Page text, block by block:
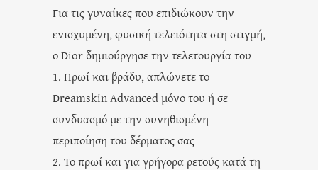
Για τις γυναίκες που επιδιώκουν την
ενισχυμένη, φυσική τελειότητα στη στιγμή,
ο Dior δημιούργησε την τελετουργία του
1. Πρωί και βράδυ, απλώνετε το
Dreamskin Advanced μόνο του ή σε
συνδυασμό με την συνηθισμένη
περιποίηση του δέρματος σας
2. Το πρωί και για γρήγορα ρετούς κατά τη